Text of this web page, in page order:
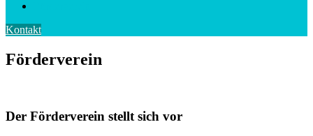
Kontakt
Förderverein
Der Förderverein stellt sich vor